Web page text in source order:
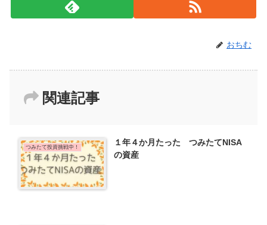
おちむ
関連記事
つみたて投資挑戦中！
１年４か月たった つみたてNISA
の資産